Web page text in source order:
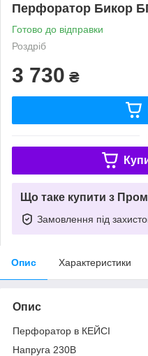
Перфоратор Бикор
Готово до відправки
Роздріб
3 730 ₴
Що таке купити з
Замовлення під
Опис Характеристики
Опис
Перфоратор в КЕЙСІ
Напруга 230В